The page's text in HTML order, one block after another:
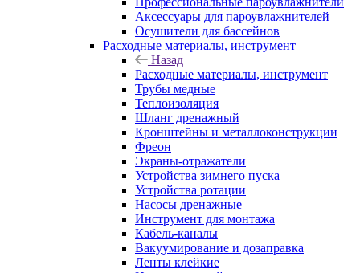
Аксессуары для пароувлажнителей
Осушители для бассейнов
Расходные материалы, инструмент
Назад
Расходные материалы, инструмент
Трубы медные
Теплоизоляция
Шланг дренажный
Кронштейны и металлоконструкции
Фреон
Экраны-отражатели
Устройства зимнего пуска
Устройства ротации
Насосы дренажные
Инструмент для монтажа
Кабель-каналы
Вакуумирование и дозаправка
Ленты клейкие